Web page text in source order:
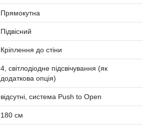
Прямокутна
Підвісний
Кріплення до стіни
4, світлодіодне підсвічування (як
додаткова опція)
відсутні, система Push to Open
180 см